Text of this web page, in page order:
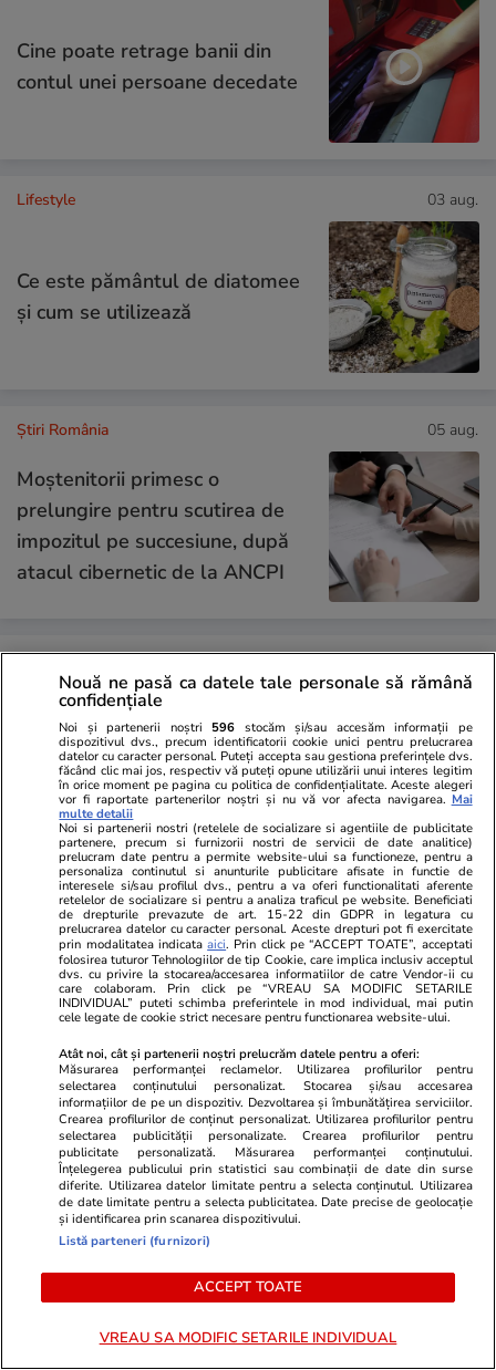
Cine poate retrage banii din
contul unei persoane decedate
Lifestyle 03 aug.
Ce este pământul de diatomee
și cum se utilizează
Știri România 05 aug.
Moștenitorii primesc o
prelungire pentru scutirea de
impozitul pe succesiune, după
atacul cibernetic de la ANCPI
Știri România 05 aug.
ROMATSA poate primi
finanțare de la stat prin Exim
Banca Românească. Legea a
fost promulgată
Știri România 05 aug.
Scufundarea celor patru barje în
Dunăre pentru creșterea
debitului apei spre Centrala de
la Cernavodă, amânată pentru
Exclusiv
Știri România 05 aug.
Iarina Taban, fondatoarea
Ajungem Mari, cel mai
important program educațional
dedicat copiilor instituționalizați
din România: „Voluntarii noștri
nu schimbă vieți printr-un gest
spectaculos, ci prin faptul că
Nouă ne pasă ca datele tale personale să rămână
confidențiale
Noi și partenerii noștri 596 stocăm și/sau accesăm informații pe
dispozitivul dvs., precum identificatorii cookie unici pentru prelucrarea
datelor cu caracter personal. Puteți accepta sau gestiona preferințele dvs.
făcând clic mai jos, respectiv vă puteți opune utilizării unui interes legitim
în orice moment pe pagina cu politica de confidențialitate. Aceste alegeri
vor fi raportate partenerilor noștri și nu vă vor afecta navigarea. Mai
multe detalii
Noi si partenerii nostri (retelele de socializare si agentiile de publicitate
partenere, precum si furnizorii nostri de servicii de date analitice)
prelucram date pentru a permite website-ului sa functioneze, pentru a
personaliza continutul si anunturile publicitare afisate in functie de
interesele si/sau profilul dvs., pentru a va oferi functionalitati aferente
retelelor de socializare si pentru a analiza traficul pe website. Beneficiati
de drepturile prevazute de art. 15-22 din GDPR in legatura cu
prelucrarea datelor cu caracter personal. Aceste drepturi pot fi exercitate
prin modalitatea indicataaici. Prin click pe “ACCEPT TOATE”, acceptati
folosirea tuturor Tehnologiilor de tip Cookie, care implica inclusiv acceptul
dvs. cu privire la stocarea/accesarea informatiilor de catre Vendor-ii cu
care colaboram. Prin click pe “VREAU SA MODIFIC SETARILE
INDIVIDUAL” puteti schimba preferintele in mod individual, mai putin
cele legate de cookie strict necesare pentru functionarea website-ului.
Atât noi, cât și partenerii noștri prelucrăm datele pentru a oferi:
Măsurarea performanței reclamelor. Utilizarea profilurilor pentru
selectarea conținutului personalizat. Stocarea și/sau accesarea
informațiilor de pe un dispozitiv. Dezvoltarea și îmbunătățirea serviciilor.
Crearea profilurilor de conținut personalizat. Utilizarea profilurilor pentru
selectarea publicității personalizate. Crearea profilurilor pentru
publicitate personalizată. Măsurarea performanței conținutului.
Înțelegerea publicului prin statistici sau combinații de date din surse
diferite. Utilizarea datelor limitate pentru a selecta conținutul. Utilizarea
de date limitate pentru a selecta publicitatea. Date precise de geolocație
și identificarea prin scanarea dispozitivului.
Listă parteneri (furnizori)
ACCEPT TOATE
VREAU SA MODIFIC SETARILE INDIVIDUAL